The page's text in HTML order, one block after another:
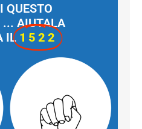
QUESTO
... AIUTALA
IL 1522